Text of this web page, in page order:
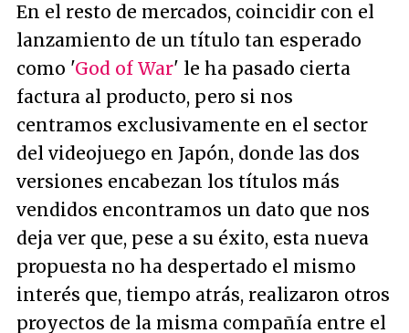
En el resto de mercados, coincidir con el
lanzamiento de un título tan esperado
como 'God of War' le ha pasado cierta
factura al producto, pero si nos
centramos exclusivamente en el sector
del videojuego en Japón, donde las dos
versiones encabezan los títulos más
vendidos encontramos un dato que nos
deja ver que, pese a su éxito, esta nueva
propuesta no ha despertado el mismo
interés que, tiempo atrás, realizaron otros
proyectos de la misma compañía entre el